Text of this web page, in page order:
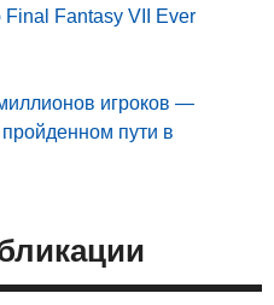
Fantasy VII Ever
игроков —
пройденном пути в